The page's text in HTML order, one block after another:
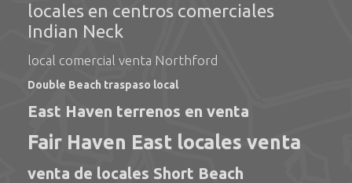
locales en centros comerciales
Indian Neck
local comercial venta Northford
Double Beach traspaso local
East Haven terrenos en venta
Fair Haven East locales venta
venta de locales Short Beach